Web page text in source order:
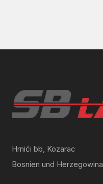
Hrnići bb, Kozarac
Bosnien und Herzegowina